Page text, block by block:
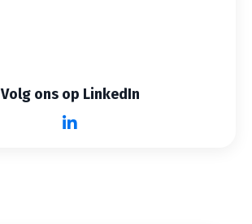
Volg ons op LinkedIn